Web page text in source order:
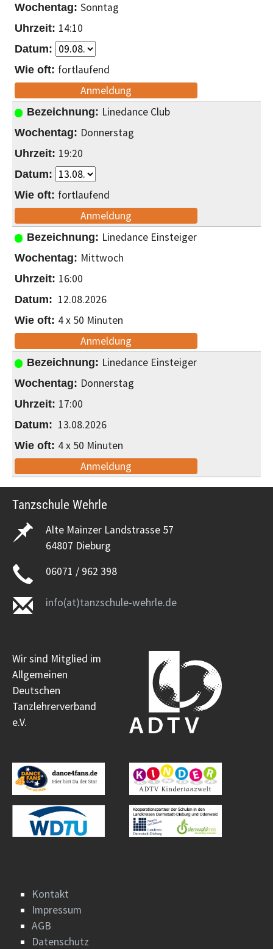
Sonntag
14:10
fortlaufend
Anmeldung
Linedance Club
Donnerstag
19:20
fortlaufend
Anmeldung
Linedance Einsteiger
Mittwoch
16:00
12.08.2026
4 x 50 Minuten
Anmeldung
Linedance Einsteiger
Donnerstag
17:00
13.08.2026
4 x 50 Minuten
Anmeldung
Tanzschule Wehrle
Alte Mainzer Landstrasse 57
64807 Dieburg
06071 / 962 398
info(at)tanzschule-wehrle.de
Wir sind Mitglied im
Allgemeinen
Deutschen
Tanzlehrerverband
e.V.
Kontakt
Impressum
AGB
Datenschutz